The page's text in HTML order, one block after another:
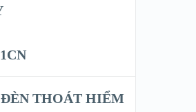
ĐÈN THOÁT HIỂM